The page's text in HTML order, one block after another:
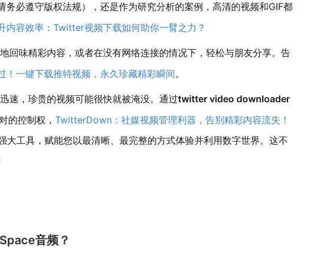
必遵守版权法规），还是作为研究分析的案例，高清的视频和GIF都
内容效率：Twitter视频下载如何助你一臂之力？
回味精彩内容，或者在没有网络连接的情况下，轻松与朋友分享。告
！一键下载推特视频，永久珍藏精彩瞬间。
速，珍贵的视频可能很快就被淹没。通过twitter video downloader
的控制权， TwitterDown：社媒视频管理利器，告别精彩内容流失！
工具，赋能您以最清晰、最完整的方式体验并利用数字世界。这不
音频？